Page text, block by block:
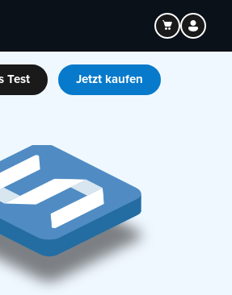
Test Jetzt kaufen